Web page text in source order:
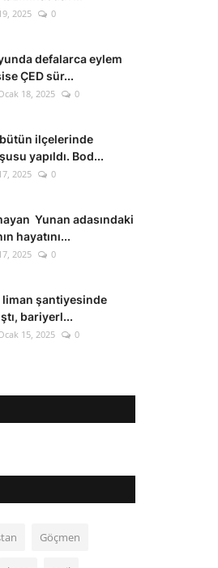
2025 0
defalarca eylem
ÇED sür...
18, 2025 0
bütün ilçelerinde
yapıldı. Bod...
2025 0
Yunan adasındaki
hayatını...
2025 0
şantiyesinde
bariyerl...
15, 2025 0
Göçmen